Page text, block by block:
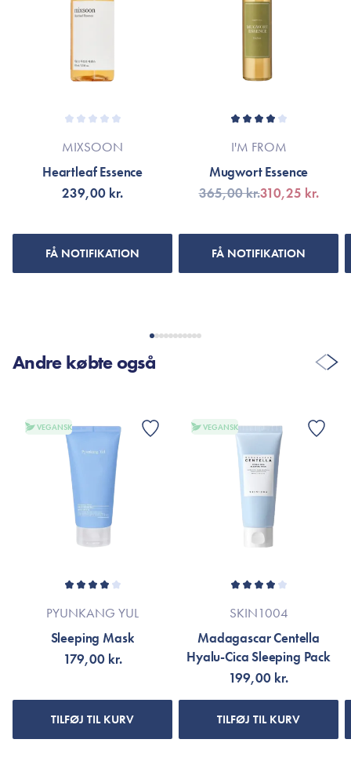
produktforbedringer. Er dette tilfældet henvises til
produktemballage eller til mærket's officielle hjemmeside.
efterlader ikke huden klistret. Jeg vil dog fortrække at bruge
MIXSOON
Heartleaf Essence
239,00 kr.
FÅ NOTIFIKATION
I'M FROM
Mugwort Essence
365,00 kr.310,25 kr.
FÅ NOTIFIKATION
Andre købte også
VEGANSK
PYUNKANG YUL
Sleeping Mask
179,00 kr.
TILFØJ TIL KURV
VEGANSK
SKIN1004
Madagascar Centella
Hyalu-Cica Sleeping Pack
199,00 kr.
TILFØJ TIL KURV